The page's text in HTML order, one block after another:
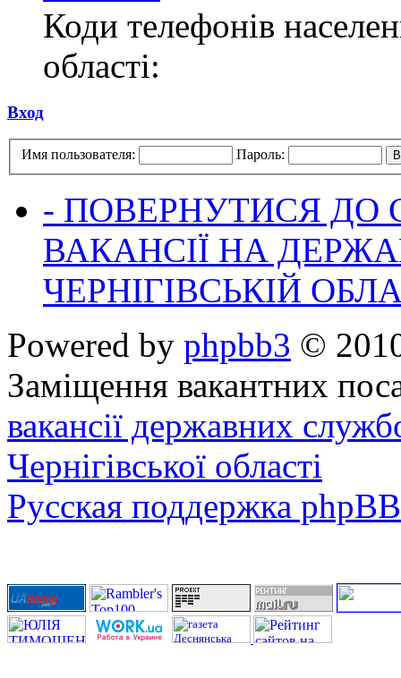
Коди телефонів
області:
Вход
Имя пользователя: Пароль:
- ПОВЕРНУТИСЯ ДО
ВАКАНСІЇ НА
ЧЕРНІГІВСЬКІЙ
Powered by phpbb3 ©
Заміщення вакантних
вакансії державних
Чернігівської області
Русская поддержка phpBB